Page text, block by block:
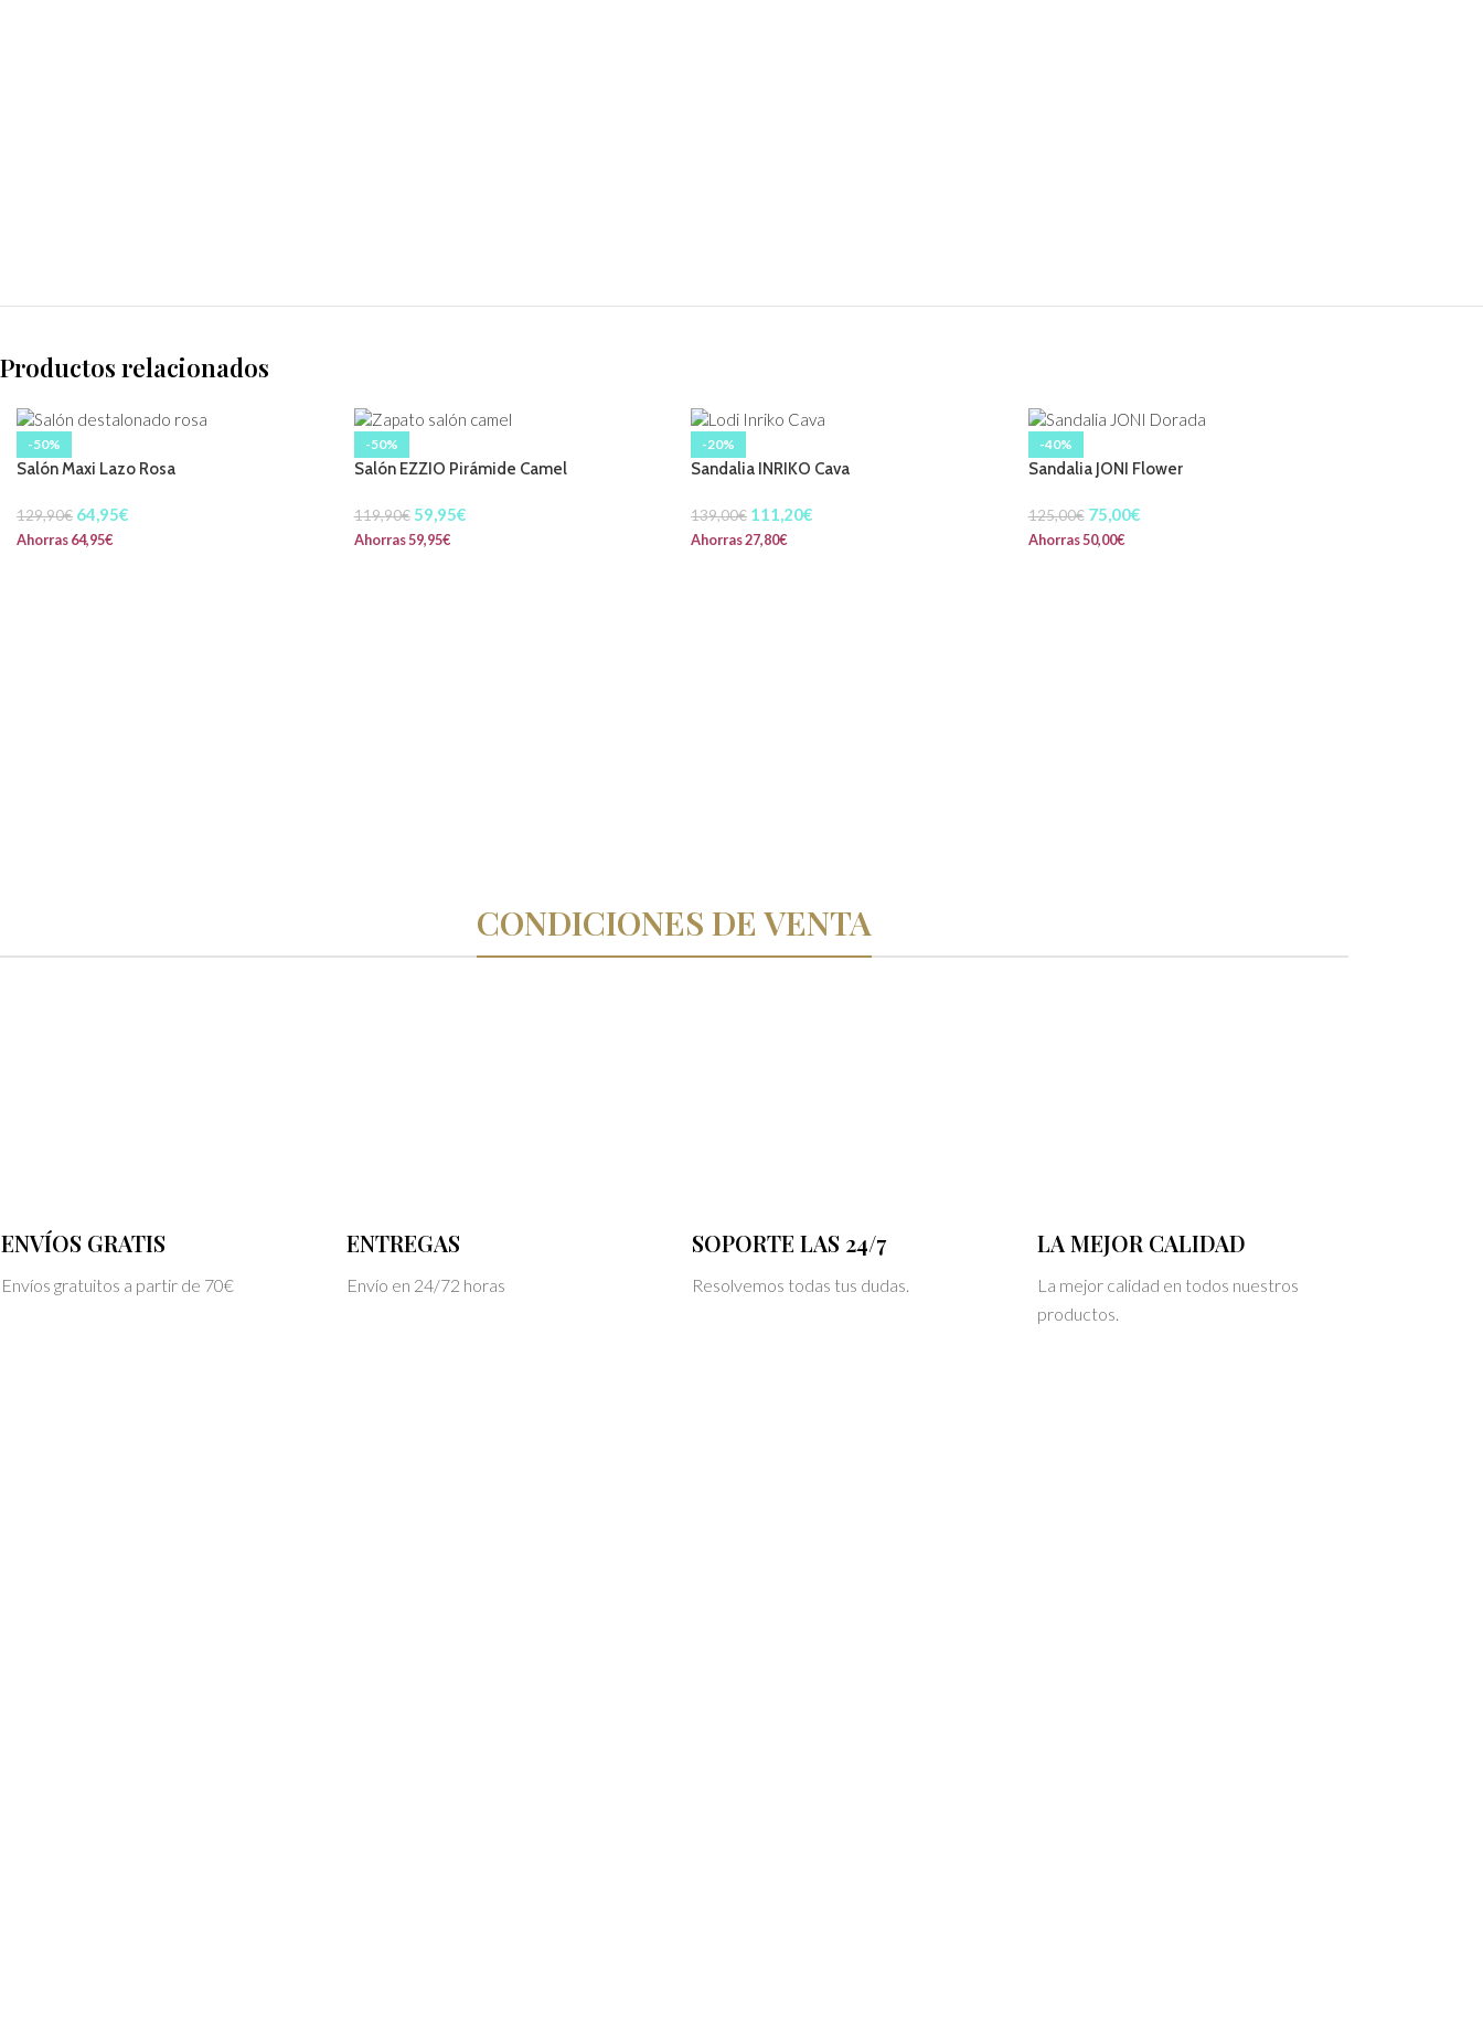
Productos relacionados
-50%
Salón Maxi Lazo Rosa
129,90€ 64,95€
Ahorras64,95€
-50%
Salón EZZIO Pirámide Camel
119,90€ 59,95€
Ahorras59,95€
-20%
Sandalia INRIKO Cava
139,00€ 111,20€
Ahorras27,80€
-40%
Sandalia JONI Flower
125,00€ 75,00€
Ahorras50,00€
CONDICIONES DE VENTA
ENVÍOS GRATIS
Envíos gratuitos a partir de 70€
ENTREGAS
Envío en 24/72 horas
SOPORTE LAS 24/7
Resolvemos todas tus dudas.
LA MEJOR CALIDAD
La mejor calidad en todos nuestros
productos.